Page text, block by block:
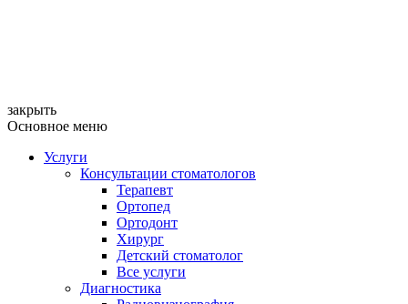
закрыть
Основное меню
Услуги
Консультации стоматологов
Терапевт
Ортопед
Ортодонт
Хирург
Детский стоматолог
Все услуги
Диагностика